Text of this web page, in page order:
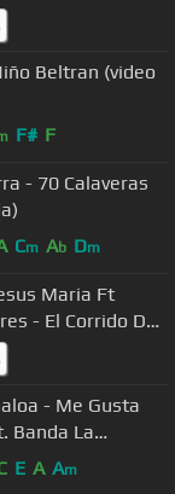
Beltran (video
F# F
- 70 Calaveras
Cm Ab Dm
Maria Ft
- El Corrido Del
- Me Gusta
Banda La
Vivo)
E A Am